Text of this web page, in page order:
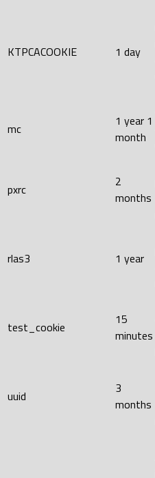
KTPCACOOKIE 1 day
mc
1 year 1
month
pxrc
2
months
rlas3 1 year
test_cookie
15
minutes
uuid
3
months